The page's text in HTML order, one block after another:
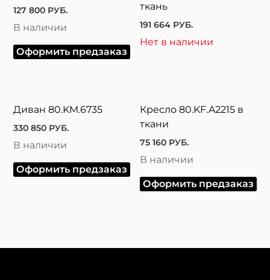
127 800 РУБ.
В наличии
Оформить предзаказ
ткань
191 664 РУБ.
Нет в наличии
Диван 80.KM.6735
330 850 РУБ.
В наличии
Оформить предзаказ
Кресло 80.KF.A2215 в
ткани
75 160 РУБ.
В наличии
Оформить предзаказ